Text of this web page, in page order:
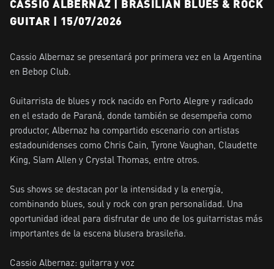
CASSIO ALBERNAZ | BRASILIAN BLUES & ROCK
GUITAR | 15/07/2026
Cassio Albernaz se presentará por primera vez en la Argentina
en Bebop Club.
Guitarrista de blues y rock nacido en Porto Alegre y radicado
en el estado de Paraná, donde también se desempeña como
productor, Albernaz ha compartido escenario con artistas
estadounidenses como Chris Cain, Tyrone Vaughan, Claudette
King, Slam Allen y Crystal Thomas, entre otros.
Sus shows se destacan por la intensidad y la energía,
combinando blues, soul y rock con gran personalidad. Una
oportunidad ideal para disfrutar de uno de los guitarristas más
importantes de la escena blusera brasileña.
Cassio Albernaz: guitarra y voz